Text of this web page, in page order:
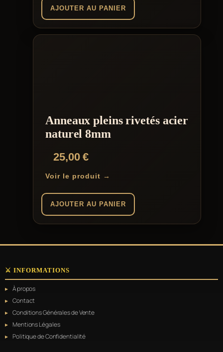
AJOUTER AU PANIER
Anneaux pleins rivetés acier
naturel 8mm
25,00€
Voir le produit →
AJOUTER AU PANIER
⚔️ INFORMATIONS
À propos
Contact
Conditions Générales de Vente
Mentions Légales
Politique de Confidentialité